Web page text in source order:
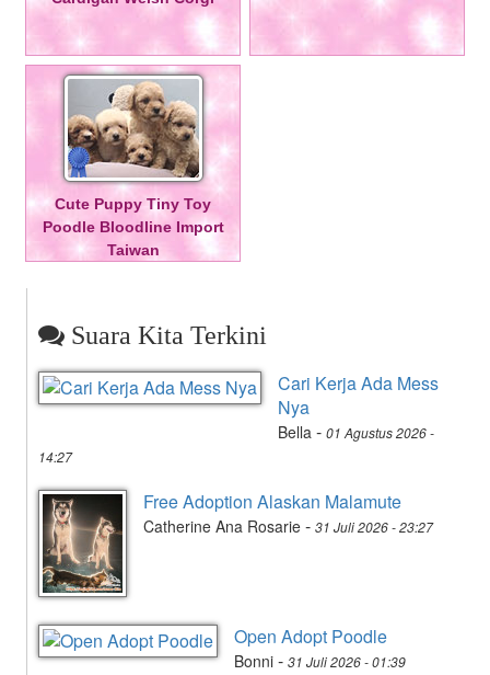
Cute Puppy Tiny Toy
Poodle Bloodline Import
Taiwan
Suara Kita Terkini
Cari Kerja Ada Mess
Nya
Bella - 01 Agustus 2026 -
14:27
Free Adoption Alaskan Malamute
Catherine Ana Rosarie - 31 Juli 2026 - 23:27
Open Adopt Poodle
Bonni - 31 Juli 2026 - 01:39